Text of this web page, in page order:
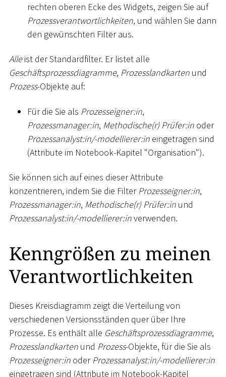
rechten oberen Ecke des Widgets, zeigen Sie auf
Prozessverantwortlichkeiten, und wählen Sie dann
den gewünschten Filter aus.
Alleist der Standardfilter. Er listet alle
Geschäftsprozessdiagramme, Prozesslandkarten und
Prozess-Objekte auf:
Für die Sie als Prozesseigner:in,
Prozessmanager:in, Methodische(r) Prüfer:in oder
Prozessanalyst:in/-modellierer:in eingetragen sind
(Attribute im Notebook-Kapitel "Organisation").
Sie können sich auf eines dieser Attribute
konzentrieren, indem Sie die FilterProzesseigner:in,
Prozessmanager:in, Methodische(r) Prüfer:in und
Prozessanalyst:in/-modellierer:inverwenden.
Kenngrößen zu meinen
Verantwortlichkeiten
Dieses Kreisdiagramm zeigt die Verteilung von
verschiedenen Versionsständen quer über Ihre
Prozesse. Es enthält alle Geschäftsprozessdiagramme,
Prozesslandkarten und Prozess-Objekte, für die Sie als
Prozesseigner:in oderProzessanalyst:in/-modellierer:in
eingetragen sind (Attribute im Notebook-Kapitel